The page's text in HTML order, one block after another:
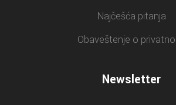
Najčešća pitanja
Obaveštenje o
Newsletter